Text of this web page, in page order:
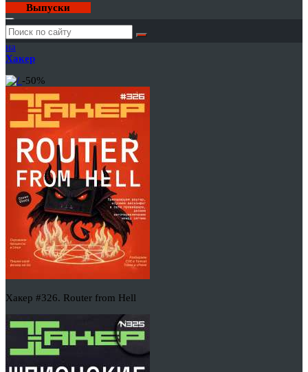
Выпуски
Годовая
подписка
на
Хакер
-50%
Хакер #326. Router from Hell